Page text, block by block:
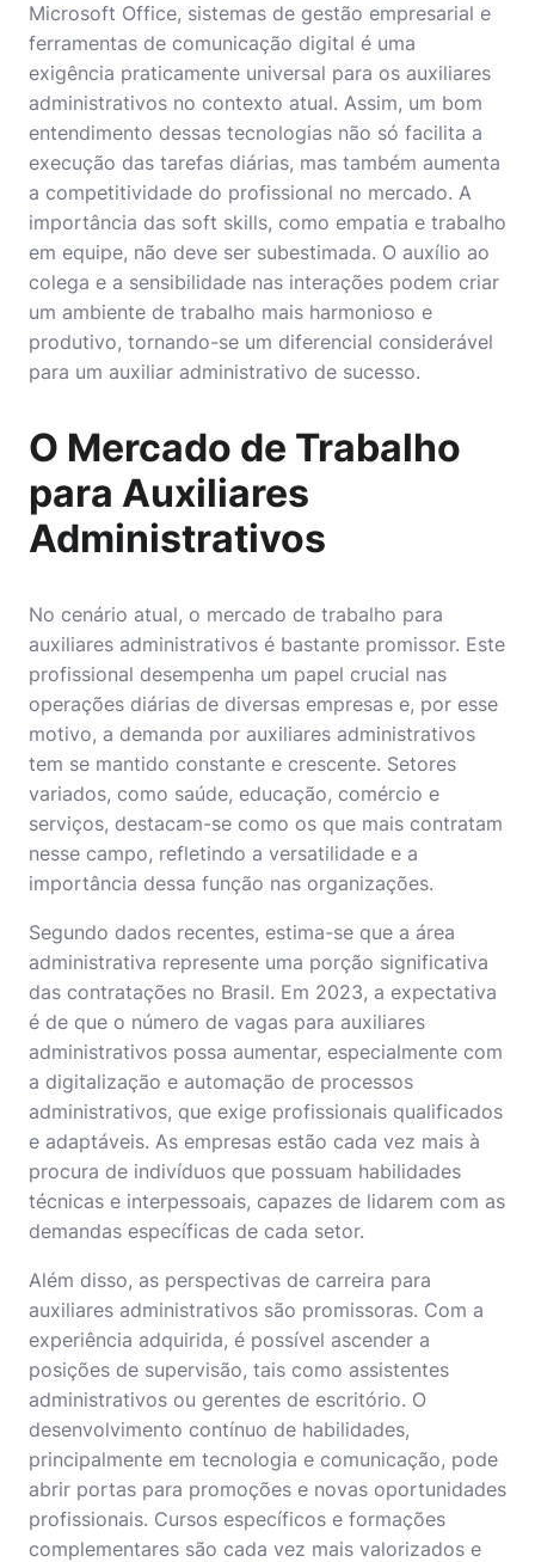
Microsoft Office, sistemas de gestão empresarial e
ferramentas de comunicação digital é uma
exigência praticamente universal para os auxiliares
administrativos no contexto atual. Assim, um bom
entendimento dessas tecnologias não só facilita a
execução das tarefas diárias, mas também aumenta
a competitividade do profissional no mercado. A
importância das soft skills, como empatia e trabalho
em equipe, não deve ser subestimada. O auxílio ao
colega e a sensibilidade nas interações podem criar
um ambiente de trabalho mais harmonioso e
produtivo, tornando-se um diferencial considerável
para um auxiliar administrativo de sucesso.
O Mercado de Trabalho
para Auxiliares
Administrativos
No cenário atual, o mercado de trabalho para
auxiliares administrativos é bastante promissor. Este
profissional desempenha um papel crucial nas
operações diárias de diversas empresas e, por esse
motivo, a demanda por auxiliares administrativos
tem se mantido constante e crescente. Setores
variados, como saúde, educação, comércio e
serviços, destacam-se como os que mais contratam
nesse campo, refletindo a versatilidade e a
importância dessa função nas organizações.
Segundo dados recentes, estima-se que a área
administrativa represente uma porção significativa
das contratações no Brasil. Em 2023, a expectativa
é de que o número de vagas para auxiliares
administrativos possa aumentar, especialmente com
a digitalização e automação de processos
administrativos, que exige profissionais qualificados
e adaptáveis. As empresas estão cada vez mais à
procura de indivíduos que possuam habilidades
técnicas e interpessoais, capazes de lidarem com as
demandas específicas de cada setor.
Além disso, as perspectivas de carreira para
auxiliares administrativos são promissoras. Com a
experiência adquirida, é possível ascender a
posições de supervisão, tais como assistentes
administrativos ou gerentes de escritório. O
desenvolvimento contínuo de habilidades,
principalmente em tecnologia e comunicação, pode
abrir portas para promoções e novas oportunidades
profissionais. Cursos específicos e formações
complementares são cada vez mais valorizados e